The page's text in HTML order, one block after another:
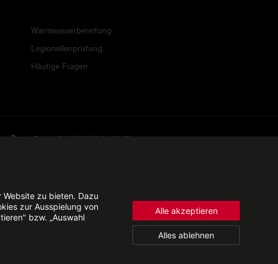
Warmwasserbereitung
Legionellenprüfung
Häufige Fragen
FACHPARTNERSUCHE
© 2026 - STIEBEL ELTRON GmbH & Co. KG
zu bieten. Dazu
zur Ausspielung von
bzw. „Auswahl
Alle akzeptieren
Alles ablehnen